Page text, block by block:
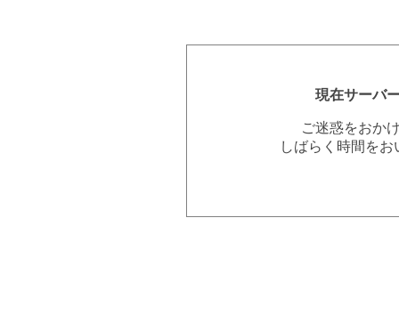
現在サーバ
ご迷惑をおか
しばらく時間を